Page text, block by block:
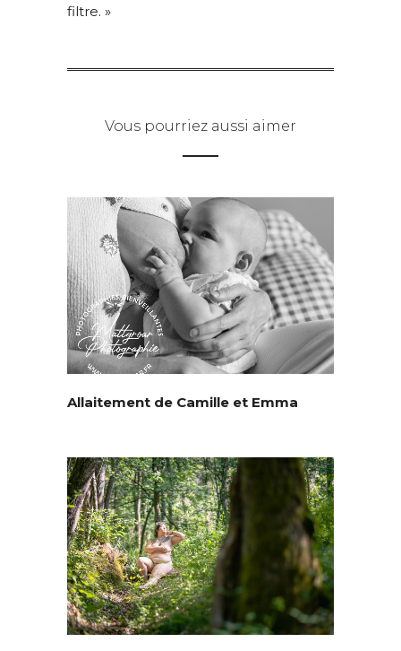
filtre. »
Vous pourriez aussi aimer
Allaitement de Camille et Emma